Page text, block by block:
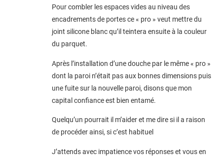
Pour combler les espaces vides au niveau des
encadrements de portes ce « pro » veut mettre du
joint silicone blanc qu’il teintera ensuite à la couleur
du parquet.
Après l’installation d’une douche par le même « pro »
dont la paroi n’était pas aux bonnes dimensions puis
une fuite sur la nouvelle paroi, disons que mon
capital confiance est bien entamé.
Quelqu’un pourrait il m’aider et me dire si il a raison
de procéder ainsi, si c’est habituel
J’attends avec impatience vos réponses et vous en